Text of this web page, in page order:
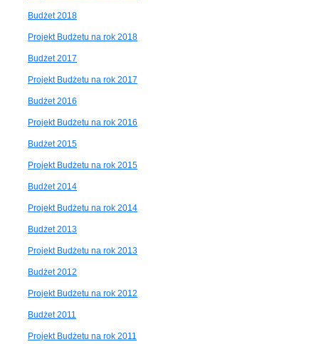
Budżet 2018
Projekt Budżetu na rok 2018
Budżet 2017
Projekt Budżetu na rok 2017
Budżet 2016
Projekt Budżetu na rok 2016
Budżet 2015
Projekt Budżetu na rok 2015
Budżet 2014
Projekt Budżetu na rok 2014
Budżet 2013
Projekt Budżetu na rok 2013
Budżet 2012
Projekt Budżetu na rok 2012
Budżet 2011
Projekt Budżetu na rok 2011